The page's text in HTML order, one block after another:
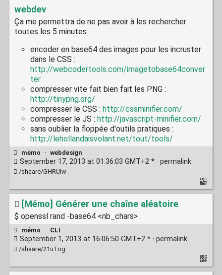
webdev
Ça me permettra de ne pas avoir à les rechercher
toutes les 5 minutes.
encoder en base64 des images pour les incruster
dans le CSS :
http://webcodertools.com/imagetobase64conver
ter
compresser vite fait bien fait les PNG :
http://tinypng.org/
compresser le CSS : http://cssminifier.com/
compresser le JS : http://javascript-minifier.com/
sans oublier la floppée d'outils pratiques :
http://lehollandaisvolant.net/tout/tools/
mémo · webdesign
September 17, 2013 at 01:36:03 GMT+2 * · permalink
/shaare/GHRUlw
[Mémo] Générer une chaîne aléatoire
$ openssl rand -base64 <nb_chars>
mémo · CLI
September 1, 2013 at 16:06:50 GMT+2 * · permalink
/shaare/21uTog